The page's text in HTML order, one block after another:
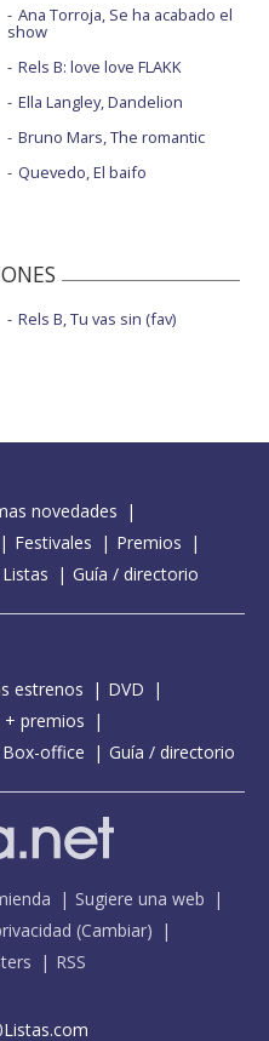
Ana Torroja, Se ha acabado el
show
Rels B: love love FLAKK
Ella Langley, Dandelion
Bruno Mars, The romantic
Quevedo, El baifo
Rels B, Tu vas sin (fav)
novedades
Festivales
Premios
Listas Guía / directorio
estrenos
DVD
+ premios
Box-office Guía / directorio
Sugiere una web
(Cambiar)
RSS